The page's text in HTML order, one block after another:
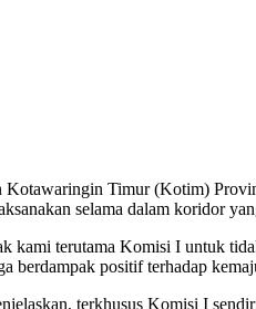
Timur (Kotim)
selama dalam koridor
kami terutama Komisi I untuk
berdampak positif terhadap
terkhusus Komisi I